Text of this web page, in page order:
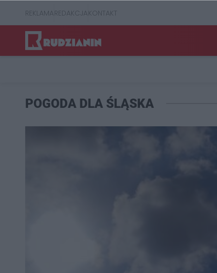
REKLAMAREDAKCJAKONTAKT
POGODA DLA ŚLĄSKA